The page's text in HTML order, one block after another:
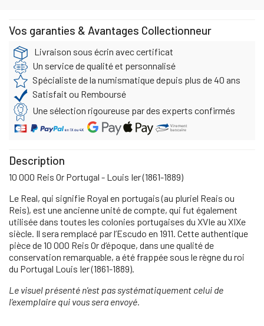
Vos garanties & Avantages Collectionneur
Livraison sous écrin avec certificat
Un service de qualité et personnalisé
Spécialiste de la numismatique depuis plus de 40 ans
Satisfait ou Remboursé
Une sélection rigoureuse par des experts confirmés
Description
10 000 Reis Or Portugal - Louis Ier (1861-1889)
Le Real, qui signifie Royal en portugais (au pluriel Reais ou
Reis), est une ancienne unité de compte, qui fut également
utilisée dans toutes les colonies portugaises du XVIe au XIXe
siècle. Il sera remplacé par l’Escudo en 1911. Cette authentique
pièce de 10 000 Reis Or d’époque, dans une qualité de
conservation remarquable, a été frappée sous le règne du roi
du Portugal Louis Ier (1861-1889).
Le visuel présenté n'est pas systématiquement celui de
l’exemplaire qui vous sera envoyé.